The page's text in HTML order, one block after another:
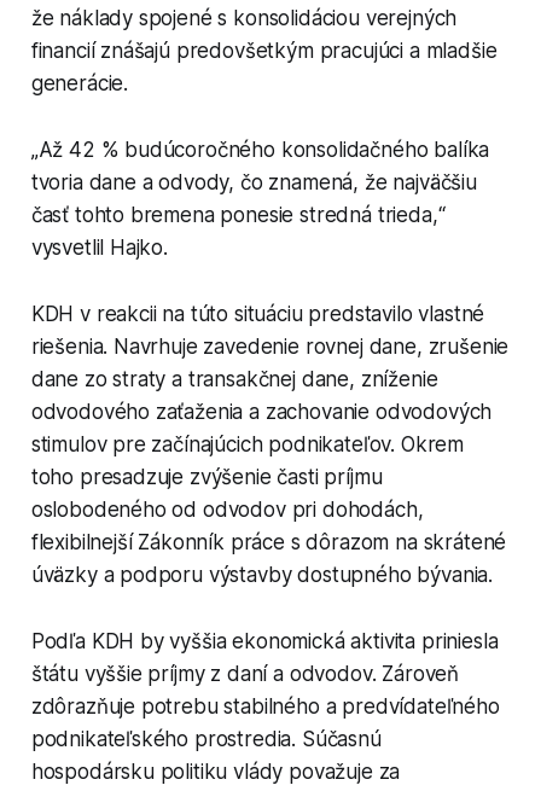
že náklady spojené s konsolidáciou verejných
financií znášajú predovšetkým pracujúci a mladšie
generácie.
„Až 42 % budúcoročného konsolidačného balíka
tvoria dane a odvody, čo znamená, že najväčšiu
časť tohto bremena ponesie stredná trieda,“
vysvetlil Hajko.
KDH v reakcii na túto situáciu predstavilo vlastné
riešenia. Navrhuje zavedenie rovnej dane, zrušenie
dane zo straty a transakčnej dane, zníženie
odvodového zaťaženia a zachovanie odvodových
stimulov pre začínajúcich podnikateľov. Okrem
toho presadzuje zvýšenie časti príjmu
oslobodeného od odvodov pri dohodách,
flexibilnejší Zákonník práce s dôrazom na skrátené
úväzky a podporu výstavby dostupného bývania.
Podľa KDH by vyššia ekonomická aktivita priniesla
štátu vyššie príjmy z daní a odvodov. Zároveň
zdôrazňuje potrebu stabilného a predvídateľného
podnikateľského prostredia. Súčasnú
hospodársku politiku vlády považuje za